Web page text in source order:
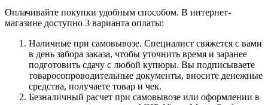
Оплачивайте покупки удобным способом. В интернет-
магазине доступно 3 варианта оплаты:
Наличные при самовывозе. Специалист свяжется с вами
в день забора заказа, чтобы уточнить время и заранее
подготовить сдачу с любой купюры. Вы подписываете
товаросопроводительные документы, вносите денежные
средства, получаете товар и чек.
Безналичный расчет при самовывозе или оформлении в